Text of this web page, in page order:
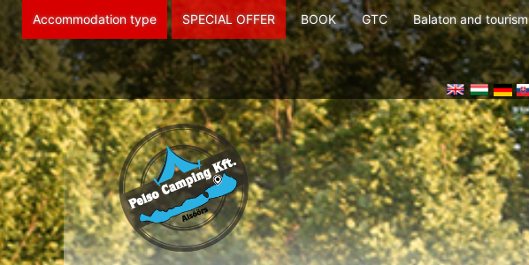
Accommodation type SPECIAL OFFER BOOK GTC Balaton and tourism